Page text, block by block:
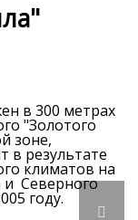
в 300 метрах
"Золотого
зоне,
в результате
климатов на
и Северного
году.